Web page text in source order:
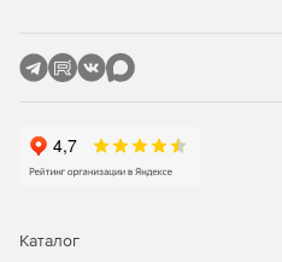
Сбор данных,
Каталог